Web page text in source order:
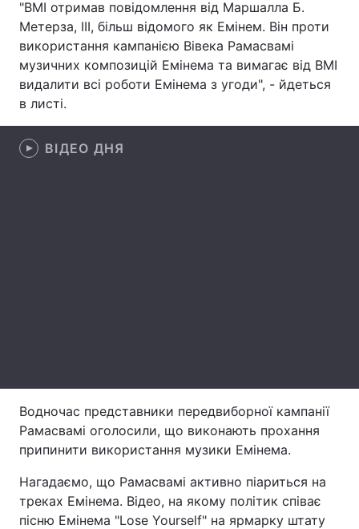
Екологія Регіони
Лонгріди
Відео з Youtube Статті
Тема оформлення
"BMI отримав повідомлення від Маршалла Б.
Метерза, III, більш відомого як Емінем. Він проти
використання кампанією Вівека Рамасвамі
музичних композицій Емінема та вимагає від BMI
видалити всі роботи Емінема з угоди", - йдеться
в листі.
ВІДЕО ДНЯ
Водночас представники передвиборної кампанії
Рамасвамі оголосили, що виконають прохання
припинити використання музики Емінема.
Нагадаємо, що Рамасвамі активно піариться на
треках Емінема. Відео, на якому політик співає
пісню Емінема "Lose Yourself" на ярмарку штату